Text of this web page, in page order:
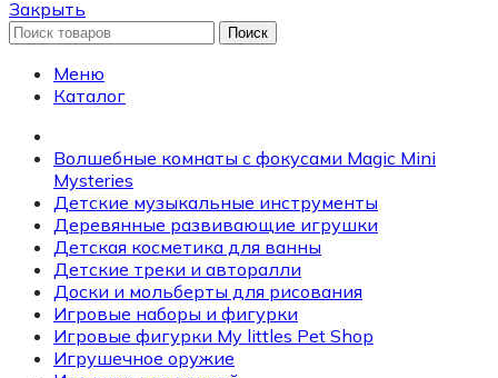
Закрыть
Поиск
Меню
Каталог
Волшебные комнаты с фокусами Magic Mini
Mysteries
Детские музыкальные инструменты
Деревянные развивающие игрушки
Детская косметика для ванны
Детские треки и авторалли
Доски и мольберты для рисования
Игровые наборы и фигурки
Игровые фигурки My littles Pet Shop
Игрушечное оружие